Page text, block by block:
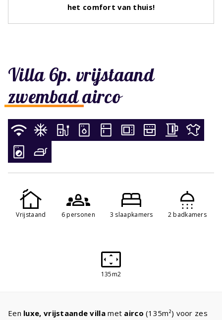
Villa 6p. vrijstaand
zwembad airco
Vrijstaand 6 personen 3 slaapkamers 2 badkamers
135m2
Een luxe, vrijstaande villamet airco (135m²) voor zes
het comfort van thuis!